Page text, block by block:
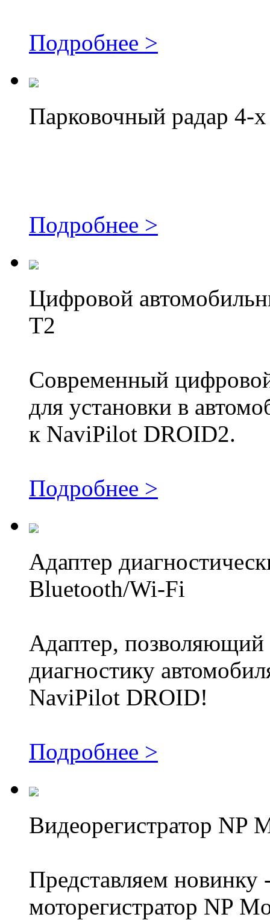
Подробнее >
Парковочный радар 4-
Подробнее >
Цифровой
T2
Современный
для установки в
к NaviPilot DROID2.
Подробнее >
Адаптер
Bluetooth/Wi-Fi
Адаптер, позволяющий
диагностику
NaviPilot DROID!
Подробнее >
Видеорегистратор NP
Представляем
моторегистратор NP